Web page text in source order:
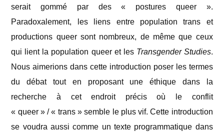
serait gommé par des « postures queer ».
Paradoxalement, les liens entre population trans et
productions queer sont nombreux, de même que ceux
qui lient la population queer et les Transgender Studies.
Nous aimerions dans cette introduction poser les termes
du débat tout en proposant une éthique dans la
recherche à cet endroit précis où le conflit
« queer » / « trans » semble le plus vif. Cette introduction
se voudra aussi comme un texte programmatique dans